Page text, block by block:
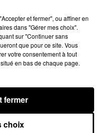
un chien
ou un
pas de ne pas le
nous approcher".
Covid-19 rapportés
monde (dont un
tous avérés.
les humains qui
même s'il n'existe
et fermer", ou affiner en
dans "Gérer mes choix".
sur "Continuer sans
que pour ce site. Vous
votre consentement à tout
en bas de chaque page.
choix
fermer